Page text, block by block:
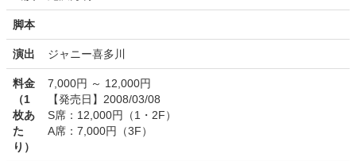
脚本
演出 ジャニー喜多川
料金
（1
枚あ
た
り）
7,000円 ～ 12,000円
【発売日】2008/03/08
S席：12,000円（1・2F）
A席：7,000円（3F）